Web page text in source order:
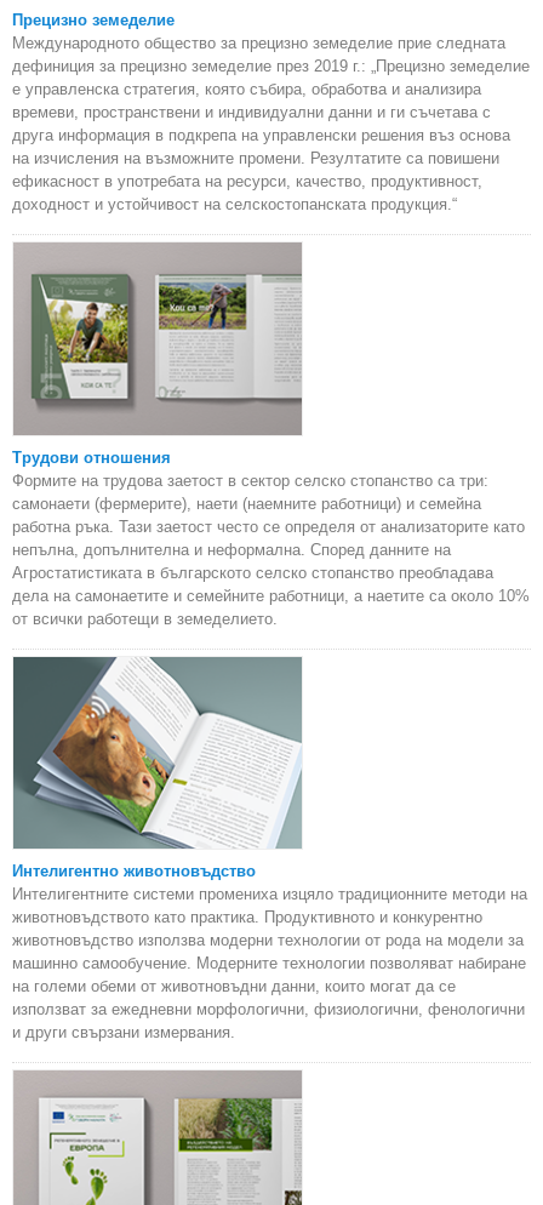
Прецизно земеделие
Международното общество за прецизно земеделие прие следната
дефиниция за прецизно земеделие през 2019 г.: „Прецизно земеделие
е управленска стратегия, която събира, обработва и анализира
времеви, пространствени и индивидуални данни и ги съчетава с
друга информация в подкрепа на управленски решения въз основа
на изчисления на възможните промени. Резултатите са повишени
ефикасност в употребата на ресурси, качество, продуктивност,
доходност и устойчивост на селскостопанската продукция.“
Трудови отношения
Формите на трудова заетост в сектор селско стопанство са три:
самонаети (фермерите), наети (наемните работници) и семейна
работна ръка. Тази заетост често се определя от анализаторите като
непълна, допълнителна и неформална. Според данните на
Агростатистиката в българското селско стопанство преобладава
дела на самонаетите и семейните работници, а наетите са около 10%
от всички работещи в земеделието.
Интелигентно животновъдство
Интелигентните системи промениха изцяло традиционните методи на
животновъдството като практика. Продуктивното и конкурентно
животновъдство използва модерни технологии от рода на модели за
машинно самообучение. Модерните технологии позволяват набиране
на големи обеми от животновъдни данни, които могат да се
използват за ежедневни морфологични, физиологични, фенологични
и други свързани измервания.